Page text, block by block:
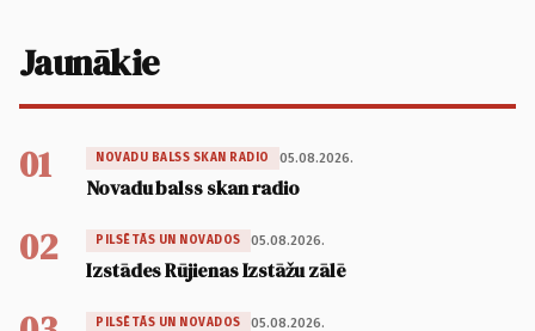
Jaunākie
01 NOVADU BALSS SKAN RADIO 05.08.2026.
Novadu balss skan radio
02 PILSĒTĀS UN NOVADOS 05.08.2026.
Izstādes Rūjienas Izstāžu zālē
PILSĒTĀS UN NOVADOS 05.08.2026.